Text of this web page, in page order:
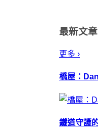
最新文章
更多 ›
橋屋：
鐵道守護